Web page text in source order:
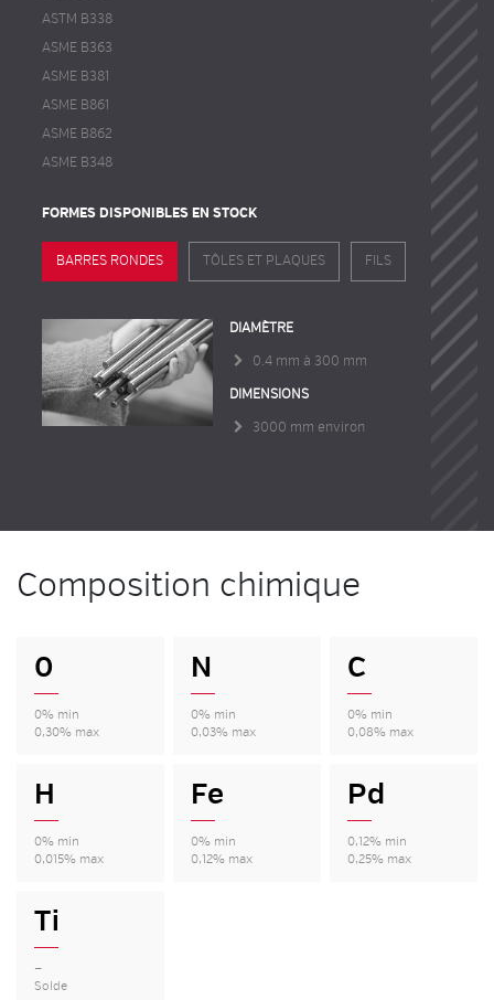
ASTM B338
ASME B363
ASME B381
ASME B861
ASME B862
ASME B348
FORMES DISPONIBLES EN STOCK
BARRES RONDES TÔLES ET PLAQUES FILS
DIAMÈTRE
0.4 mm à 300 mm
DIMENSIONS
3000 mm environ
Composition chimique
0
0% min
0,30% max
N
0% min
0,03% max
C
0% min
0,08% max
H
0% min
0,015% max
Fe
0% min
0,12% max
Pd
0,12% min
0,25% max
Ti
—
Solde